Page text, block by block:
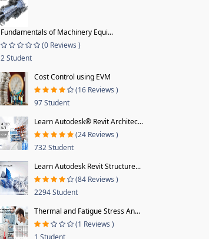
Fundamentals of Machinery Equi...
(0 Reviews )
2 Student
Cost Control using EVM
(16 Reviews )
97 Student
Learn Autodesk® Revit Architec...
(24 Reviews )
732 Student
Learn Autodesk Revit Structure...
(84 Reviews )
2294 Student
Thermal and Fatigue Stress An...
(1 Reviews )
1 Student